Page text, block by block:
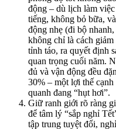
động – dù lịch làm
tiếng, không bỏ bữa,
động nhẹ (đi bộ
không chỉ là cách giảm
tỉnh táo, ra quyết định
quan trọng cuối năm.
đủ và vận động đều
30% – một lợi thế
quanh đang “hụt hơi”.
Giữ ranh giới rõ ràng
để tâm lý “sắp nghỉ
tập trung tuyệt đối,